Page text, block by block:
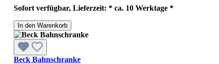
Sofort verfügbar, Lieferzeit: * ca. 10 Werktage *
In den Warenkorb
Beck Bahnschranke